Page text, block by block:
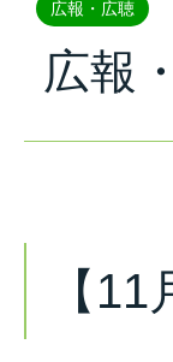
広報・広聴
広報
【